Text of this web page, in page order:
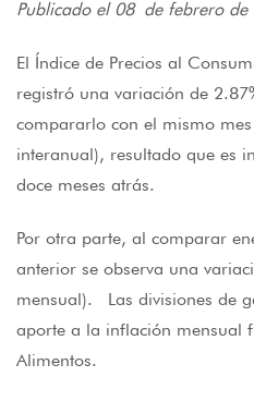
Publicado el 08 de febrero de
El Índice de Precios al
registró una variación de
compararlo con el mismo
interanual), resultado que es
doce meses atrás.
Por otra parte, al comparar
anterior se observa una
mensual). Las divisiones de
aporte a la inflación mensual
Alimentos.